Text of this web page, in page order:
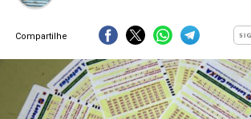
Compartilhe